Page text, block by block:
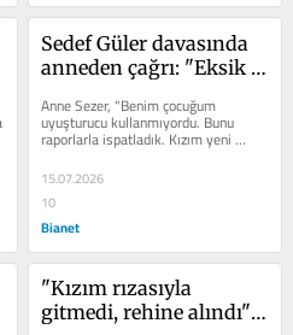
Sedef Güler davasında
anneden çağrı: "Eksik
tamamlansın"
Anne Sezer, "Benim çocuğum
uyuşturucu kullanmıyordu. Bunu
raporlarla ispatladık. Kızım yeni
ameliyat olmuştu. Uyuşturucudan
ölmedi benim...
15.07.2026
10
Bianet
"Kızım rızasıyla
gitmedi, rehine alındı":